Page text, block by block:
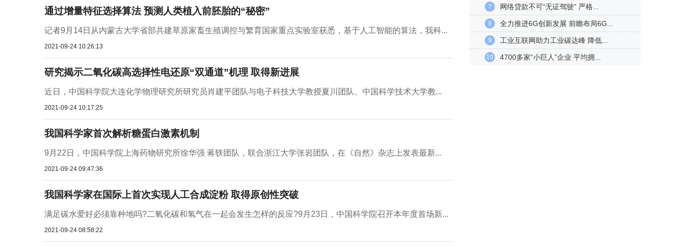
通过增量特征选择算法 预测人类植入前胚胎的“秘密”
记者9月14日从内蒙古大学省部共建草原家畜生殖调控与繁育国家重点实验室获悉，基于人工智能的算法，我科...
2021-09-24 10:26:13
研究揭示二氧化碳高选择性电还原“双通道”机理 取得新进展
近日，中国科学院大连化学物理研究所研究员肖建平团队与电子科技大学教授夏川团队、中国科学技术大学教...
2021-09-24 10:17:25
我国科学家首次解析糖蛋白激素机制
9月22日，中国科学院上海药物研究所徐华强 蒋轶团队，联合浙江大学张岩团队，在《自然》杂志上发表最新...
2021-09-24 09:47:36
我国科学家在国际上首次实现人工合成淀粉 取得原创性突破
满足碳水爱好必须靠种地吗?二氧化碳和氢气在一起会发生怎样的反应?9月23日，中国科学院召开本年度首场新...
2021-09-24 08:58:22
7 网络贷款不可“无证驾驶” 严格...
8 全力推进6G创新发展 前瞻布局6G...
9 工业互联网助力工业碳达峰 降低...
10 4700多家“小巨人”企业 平均拥...